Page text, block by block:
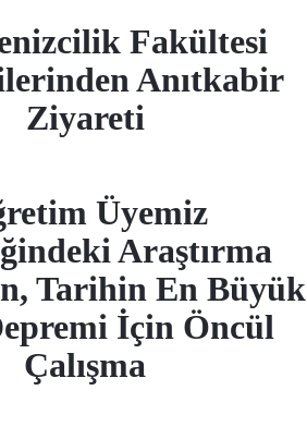
Fakültesi
Anıtkabir
Ziyareti
Üyemiz
Araştırma
Tarihin En Büyük
İçin Öncül
Çalışma